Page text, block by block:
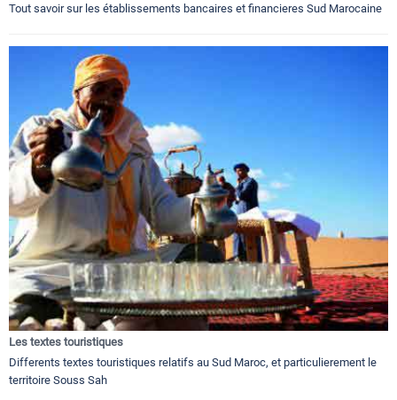
Tout savoir sur les établissements bancaires et financieres Sud Marocaine
Les textes touristiques
Differents textes touristiques relatifs au Sud Maroc, et particulierement le
territoire Souss Sah